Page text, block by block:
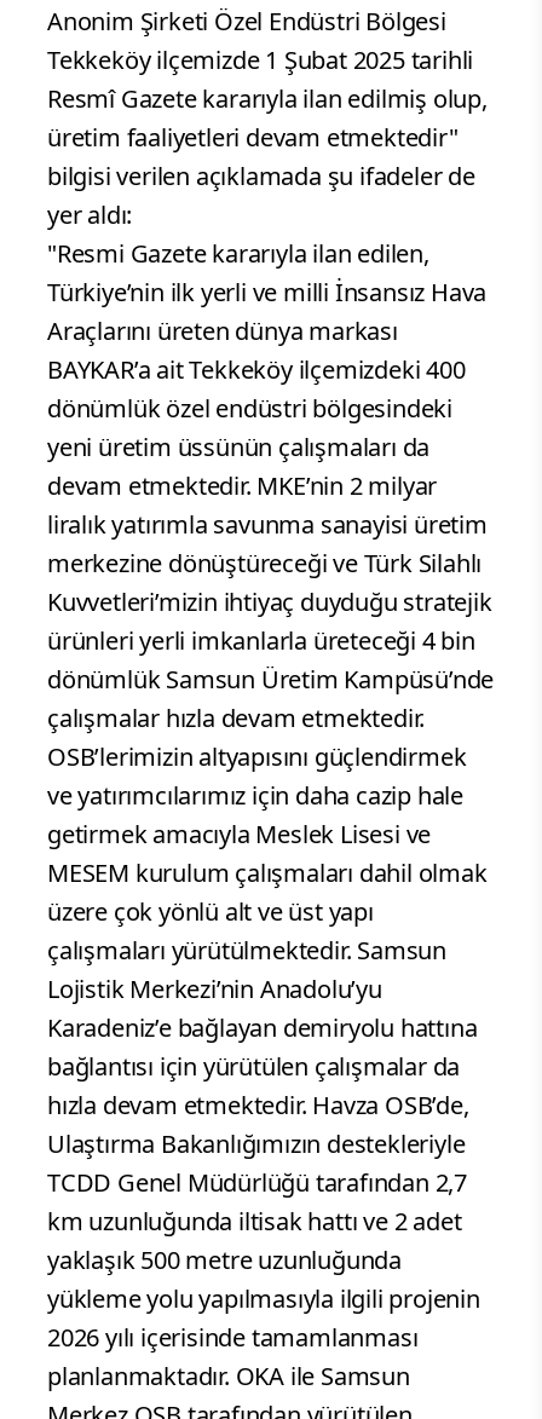
Anonim Şirketi Özel Endüstri Bölgesi
Tekkeköy ilçemizde 1 Şubat 2025 tarihli
Resmî Gazete kararıyla ilan edilmiş olup,
üretim faaliyetleri devam etmektedir"
bilgisi verilen açıklamada şu ifadeler de
yer aldı:
"Resmi Gazete kararıyla ilan edilen,
Türkiye’nin ilk yerli ve milli İnsansız Hava
Araçlarını üreten dünya markası
BAYKAR’a ait Tekkeköy ilçemizdeki 400
dönümlük özel endüstri bölgesindeki
yeni üretim üssünün çalışmaları da
devam etmektedir. MKE’nin 2 milyar
liralık yatırımla savunma sanayisi üretim
merkezine dönüştüreceği ve Türk Silahlı
Kuvvetleri’mizin ihtiyaç duyduğu stratejik
ürünleri yerli imkanlarla üreteceği 4 bin
dönümlük Samsun Üretim Kampüsü’nde
çalışmalar hızla devam etmektedir.
OSB’lerimizin altyapısını güçlendirmek
ve yatırımcılarımız için daha cazip hale
getirmek amacıyla Meslek Lisesi ve
MESEM kurulum çalışmaları dahil olmak
üzere çok yönlü alt ve üst yapı
çalışmaları yürütülmektedir. Samsun
Lojistik Merkezi’nin Anadolu’yu
Karadeniz’e bağlayan demiryolu hattına
bağlantısı için yürütülen çalışmalar da
hızla devam etmektedir. Havza OSB’de,
Ulaştırma Bakanlığımızın destekleriyle
TCDD Genel Müdürlüğü tarafından 2,7
km uzunluğunda iltisak hattı ve 2 adet
yaklaşık 500 metre uzunluğunda
yükleme yolu yapılmasıyla ilgili projenin
2026 yılı içerisinde tamamlanması
planlanmaktadır. OKA ile Samsun